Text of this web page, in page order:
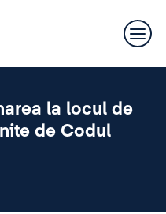
la locul de
de Codul